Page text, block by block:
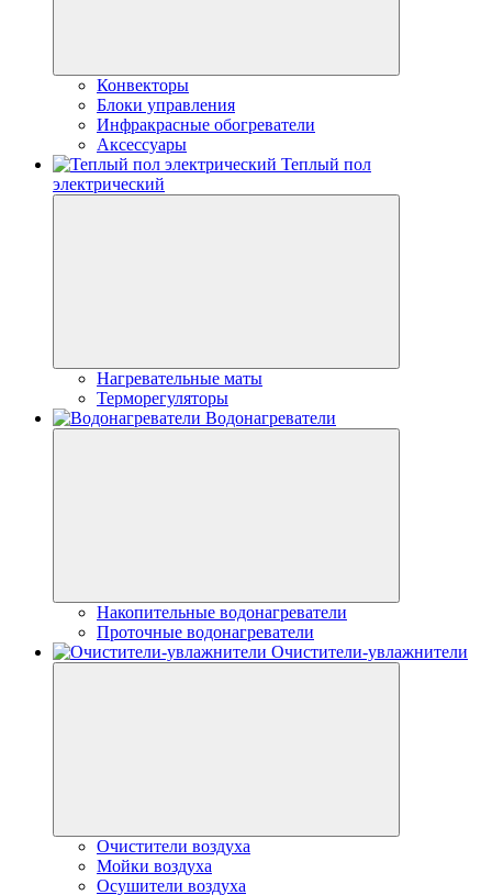
Конвекторы
Блоки управления
Инфракрасные обогреватели
Аксессуары
Теплый пол
электрический
Нагревательные маты
Терморегуляторы
Водонагреватели
Накопительные водонагреватели
Проточные водонагреватели
Очистители-увлажнители
Очистители воздуха
Мойки воздуха
Осушители воздуха